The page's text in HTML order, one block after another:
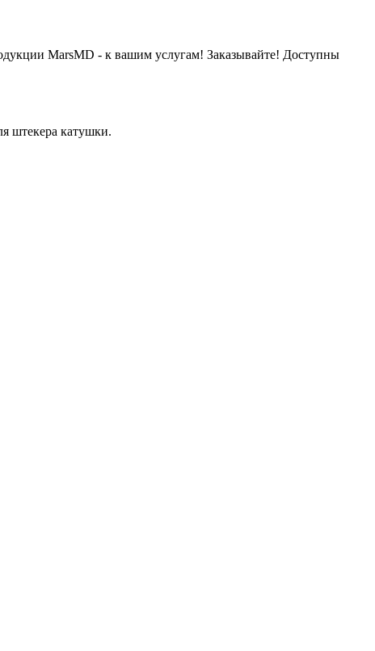
MarsMD - к вашим услугам! Заказывайте! Доступны
штекера катушки.